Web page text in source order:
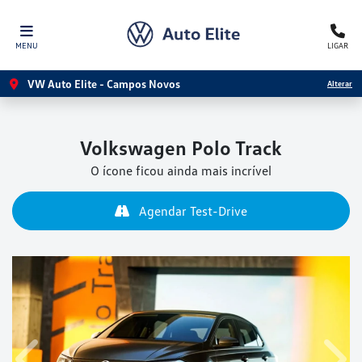
MENU LIGAR
VW Auto Elite - Campos Novos Alterar
Volkswagen Polo Track
O ícone ficou ainda mais incrível
Agendar Test-Drive